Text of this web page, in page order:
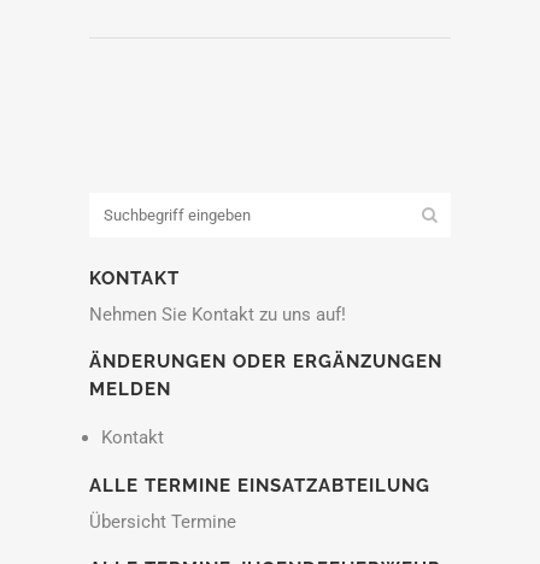
KONTAKT
Nehmen Sie Kontakt zu uns auf!
ÄNDERUNGEN ODER ERGÄNZUNGEN
MELDEN
Kontakt
ALLE TERMINE EINSATZABTEILUNG
Übersicht Termine